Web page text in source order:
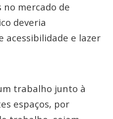
no mercado de
deveria
acessibilidade e lazer
trabalho junto à
espaços, por